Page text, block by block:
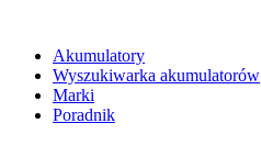
Akumulatory
Wyszukiwarka akumulatorów
Marki
Poradnik